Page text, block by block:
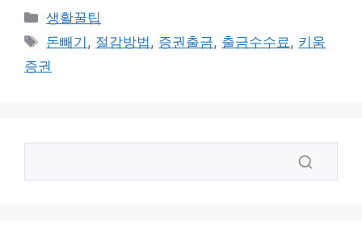
카
테
리
생활꿀팁
태
그
돈빼기 , 절감방법, 증권출금, 출금수수료, 키움
증권